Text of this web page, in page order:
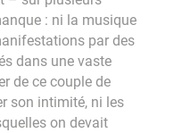
: ni la musique
par des
dans une vaste
de ce couple de
son intimité, ni les
on devait